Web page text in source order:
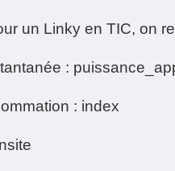
un Linky en TIC, on
:
: index